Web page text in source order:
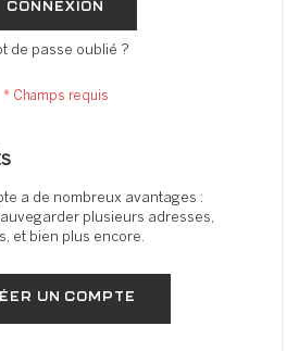
CONNEXION
de passe oublié ?
a de nombreux avantages :
plusieurs adresses,
et bien plus encore.
UN COMPTE